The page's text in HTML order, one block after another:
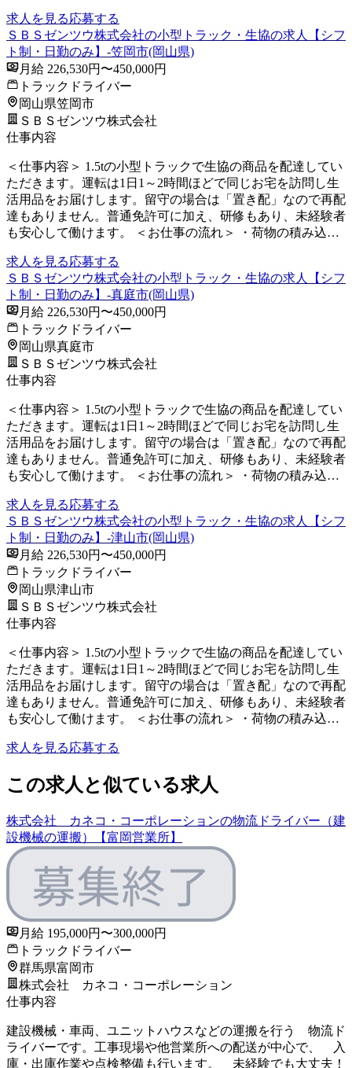
求人を見る応募する
ＳＢＳゼンツウ株式会社の小型トラック・生協の求人【シフ
ト制・日勤のみ】-笠岡市(岡山県)
月給 226,530円〜450,000円
トラックドライバー
岡山県笠岡市
ＳＢＳゼンツウ株式会社
仕事内容
＜仕事内容＞ 1.5tの小型トラックで生協の商品を配達してい
ただきます。運転は1日1～2時間ほどで同じお宅を訪問し生
活用品をお届けします。留守の場合は「置き配」なので再配
達もありません。普通免許可に加え、研修もあり、未経験者
も安心して働けます。 ＜お仕事の流れ＞ ・荷物の積み込…
求人を見る応募する
ＳＢＳゼンツウ株式会社の小型トラック・生協の求人【シフ
ト制・日勤のみ】-真庭市(岡山県)
月給 226,530円〜450,000円
トラックドライバー
岡山県真庭市
ＳＢＳゼンツウ株式会社
仕事内容
＜仕事内容＞ 1.5tの小型トラックで生協の商品を配達してい
ただきます。運転は1日1～2時間ほどで同じお宅を訪問し生
活用品をお届けします。留守の場合は「置き配」なので再配
達もありません。普通免許可に加え、研修もあり、未経験者
も安心して働けます。 ＜お仕事の流れ＞ ・荷物の積み込…
求人を見る応募する
ＳＢＳゼンツウ株式会社の小型トラック・生協の求人【シフ
ト制・日勤のみ】-津山市(岡山県)
月給 226,530円〜450,000円
トラックドライバー
岡山県津山市
ＳＢＳゼンツウ株式会社
仕事内容
＜仕事内容＞ 1.5tの小型トラックで生協の商品を配達してい
ただきます。運転は1日1～2時間ほどで同じお宅を訪問し生
活用品をお届けします。留守の場合は「置き配」なので再配
達もありません。普通免許可に加え、研修もあり、未経験者
も安心して働けます。 ＜お仕事の流れ＞ ・荷物の積み込…
求人を見る応募する
この求人と似ている求人
株式会社 カネコ・コーポレーションの物流ドライバー（建
設機械の運搬）【富岡営業所】
月給 195,000円〜300,000円
トラックドライバー
群馬県富岡市
株式会社 カネコ・コーポレーション
仕事内容
建設機械・車両、ユニットハウスなどの運搬を行う 物流ド
ライバーです。工事現場や他営業所への配送が中心で、 入
庫・出庫作業や点検整備も行います。 未経験でも大丈夫！